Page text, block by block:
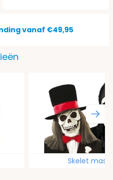
vanaf €49,95
Skelet